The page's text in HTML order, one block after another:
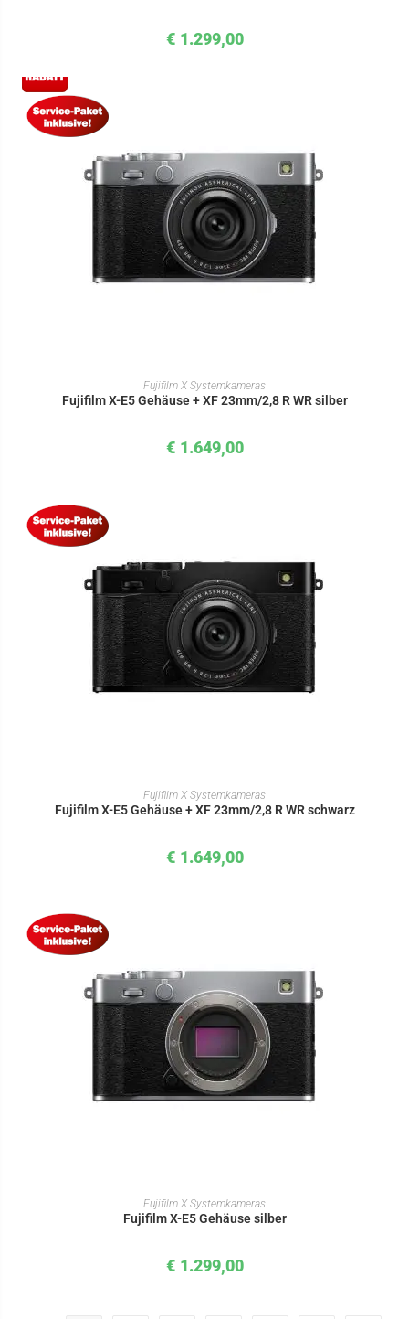
€ 1.299,00
IN DEN WARENKORB
Fujifilm X Systemkameras
Fujifilm X-E5 Gehäuse + XF 23mm/2,8 R WR silber
€ 1.649,00
IN DEN WARENKORB
Fujifilm X Systemkameras
Fujifilm X-E5 Gehäuse + XF 23mm/2,8 R WR schwarz
€ 1.649,00
IN DEN WARENKORB
Fujifilm X Systemkameras
Fujifilm X-E5 Gehäuse silber
€ 1.299,00